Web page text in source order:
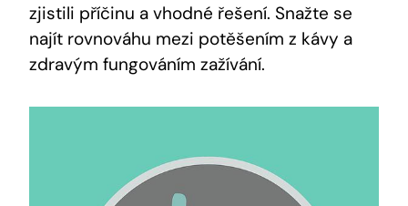
zjistili příčinu a vhodné řešení. Snažte se
najít rovnováhu mezi potěšením z kávy a
zdravým fungováním zažívání.